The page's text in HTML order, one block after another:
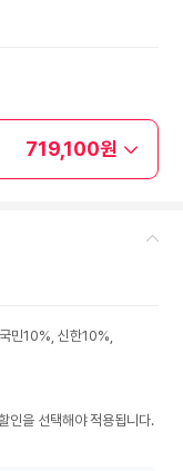
719,100원
민10%, 신한10%,
인을 선택해야 적용됩니다.